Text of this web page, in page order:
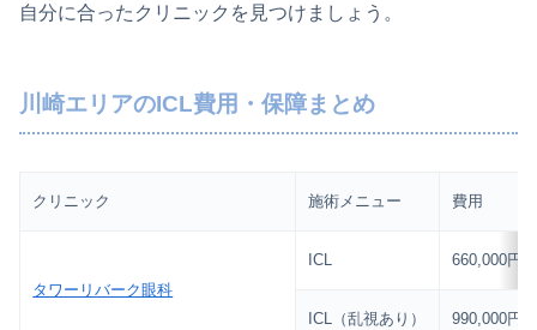
自分に合ったクリニックを見つけましょう。
川崎エリアのICL費用・保障まとめ
クリニック 施術メニュー 費用
タワーリバーク眼科
ICL 660,000円
ICL（乱視あり） 990,000円